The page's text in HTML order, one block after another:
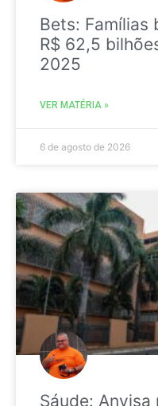
Bets: Famílias
R$ 62,5
2025
VER MATÉRIA »
6 de agosto de 2026
Sáude: Anvisa